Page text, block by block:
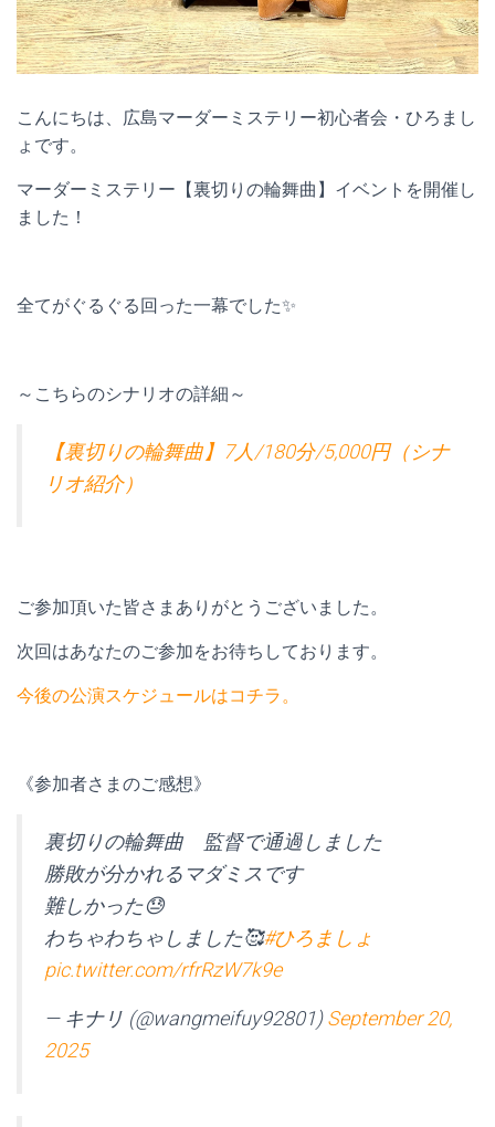
こんにちは、広島マーダーミステリー初心者会・ひろまし
ょです。
マーダーミステリー【裏切りの輪舞曲】イベントを開催し
ました！
全てがぐるぐる回った一幕でした✨
～こちらのシナリオの詳細～
【裏切りの輪舞曲】7人/180分/5,000円（シナ
リオ紹介）
ご参加頂いた皆さまありがとうございました。
次回はあなたのご参加をお待ちしております。
今後の公演スケジュールはコチラ。
《参加者さまのご感想》
裏切りの輪舞曲 監督で通過しました
勝敗が分かれるマダミスです
難しかった😓
わちゃわちゃしました🥰#ひろましょ
pic.twitter.com/rfrRzW7k9e
— キナリ (@wangmeifuy92801)September 20,
2025